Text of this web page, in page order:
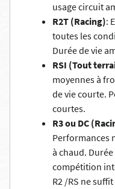
usage circuit
R2T (Racing):
toutes les
Durée de vie
RSI (Tout
moyennes à
de vie courte.
courtes.
R3 ou DC
Performances
à chaud.
compétition
R2 /RS ne